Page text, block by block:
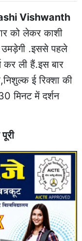
Vishwanth
को लेकर काशी
उमड़ेगी .इससे पहले
कर ली हैं.इस बार
ई रिक्शा की
मिनट में दर्शन